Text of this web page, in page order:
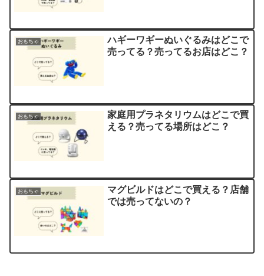
おもちゃ
ハギーワギーぬいぐるみはどこで
売ってる？売ってるお店はどこ？
おもちゃ
家庭用プラネタリウムはどこで買
える？売ってる場所はどこ？
おもちゃ
マグビルドはどこで買える？店舗
では売ってないの？